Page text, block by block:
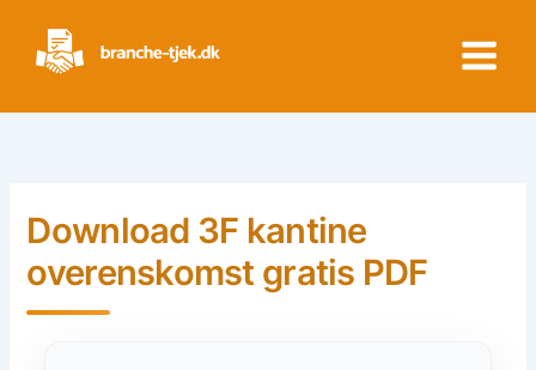
content
Download 3F kantine
overenskomst gratis PDF